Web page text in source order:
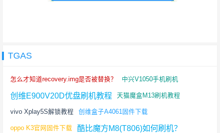
TGAS
怎么才知道recovery.img是否被替换？ 中兴V1050手机刷机
创维E900V20D优盘刷机教程 天猫魔盒M13刷机教程
vivo Xplay5S解锁教程 创维盒子A4061固件下载
oppo K3官网固件下载 酷比魔方M8(T806)如何刷机？